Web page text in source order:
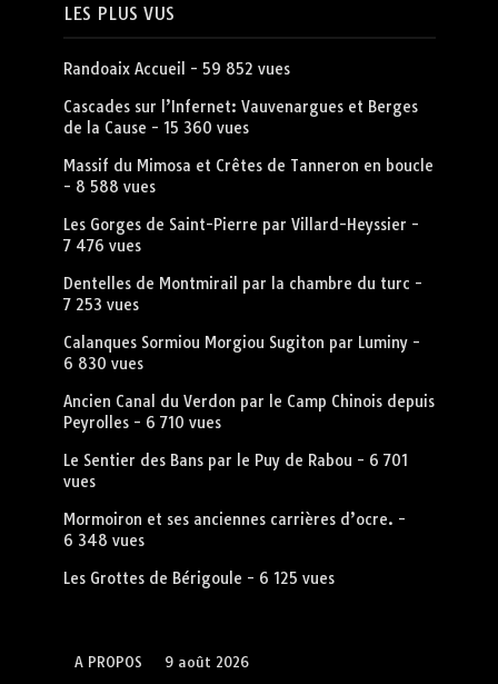
LES PLUS VUS
Randoaix Accueil - 59 852 vues
Cascades sur l’Infernet: Vauvenargues et Berges
de la Cause - 15 360 vues
Massif du Mimosa et Crêtes de Tanneron en boucle
- 8 588 vues
Les Gorges de Saint-Pierre par Villard-Heyssier -
7 476 vues
Dentelles de Montmirail par la chambre du turc -
7 253 vues
Calanques Sormiou Morgiou Sugiton par Luminy-
6 830 vues
Ancien Canal du Verdon par le Camp Chinois depuis
Peyrolles- 6 710 vues
Le Sentier des Bans par le Puy de Rabou - 6 701
vues
Mormoiron et ses anciennes carrières d’ocre. -
6 348 vues
Les Grottes de Bérigoule - 6 125 vues
A PROPOS 9 août 2026